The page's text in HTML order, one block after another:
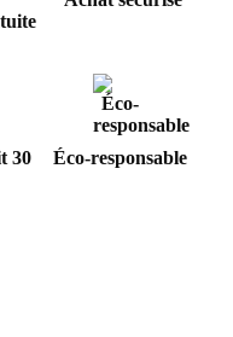
30
Éco-responsable